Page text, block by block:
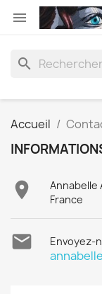

search
Accueil

Annabelle
France
 Envoyez-